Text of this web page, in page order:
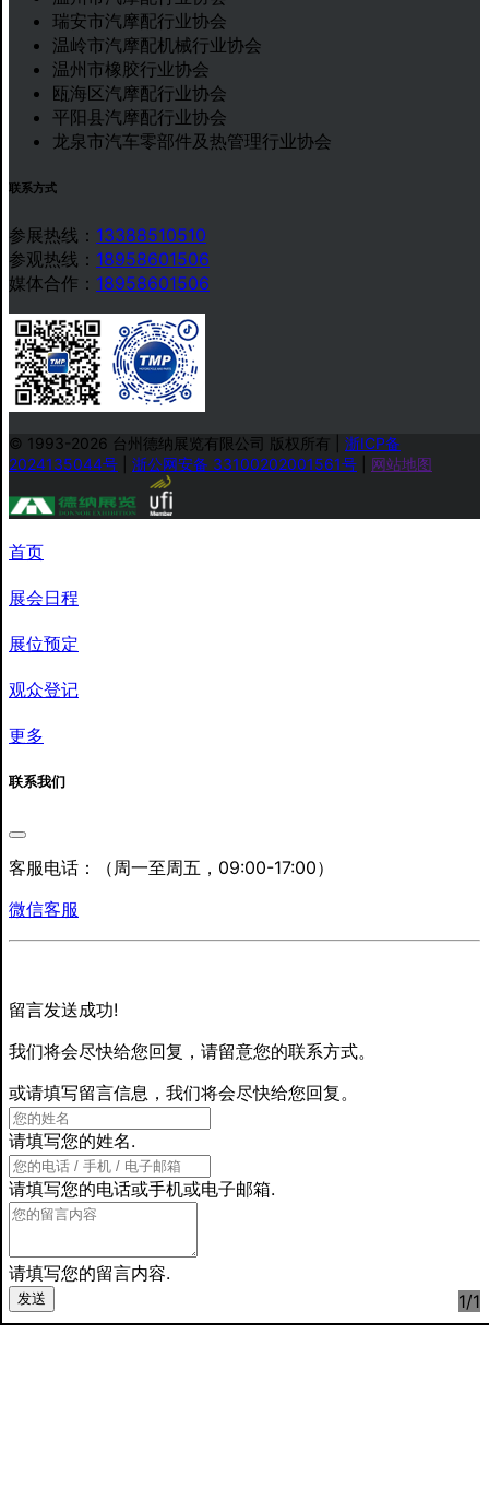
1/1
瑞安市汽摩配行业协会
温岭市汽摩配机械行业协会
温州市橡胶行业协会
瓯海区汽摩配行业协会
平阳县汽摩配行业协会
龙泉市汽车零部件及热管理行业协会
联系方式
参展热线： 13388510510
参观热线： 18958601506
媒体合作： 18958601506
© 1993-2026 台州德纳展览有限公司 版权所有
浙ICP备
2024135044号
浙公网安备 33100202001561号 网站地图
首页
展会日程
展位预定
观众登记
更多
联系我们
客服电话：
（周一至周五，09:00-17:00）
微信客服
留言发送成功!
我们将会尽快给您回复，请留意您的联系方式。
或请填写留言信息，我们将会尽快给您回复。
请填写您的姓名.
请填写您的电话或手机或电子邮箱.
请填写您的留言内容.
发送